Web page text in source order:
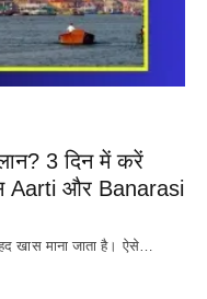
3 दिन में करें
Aarti और Banarasi
खास माना जाता है। ऐसे…